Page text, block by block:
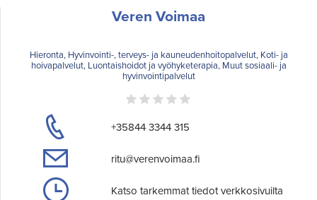
Veren Voimaa
Hieronta, Hyvinvointi-, terveys- ja kauneudenhoitopalvelut, Koti- ja
hoivapalvelut, Luontaishoidot ja vyöhyketerapia, Muut sosiaali- ja
hyvinvointipalvelut
+35844 3344 315
ritu@verenvoimaa.fi
Katso tarkemmat tiedot verkkosivuilta